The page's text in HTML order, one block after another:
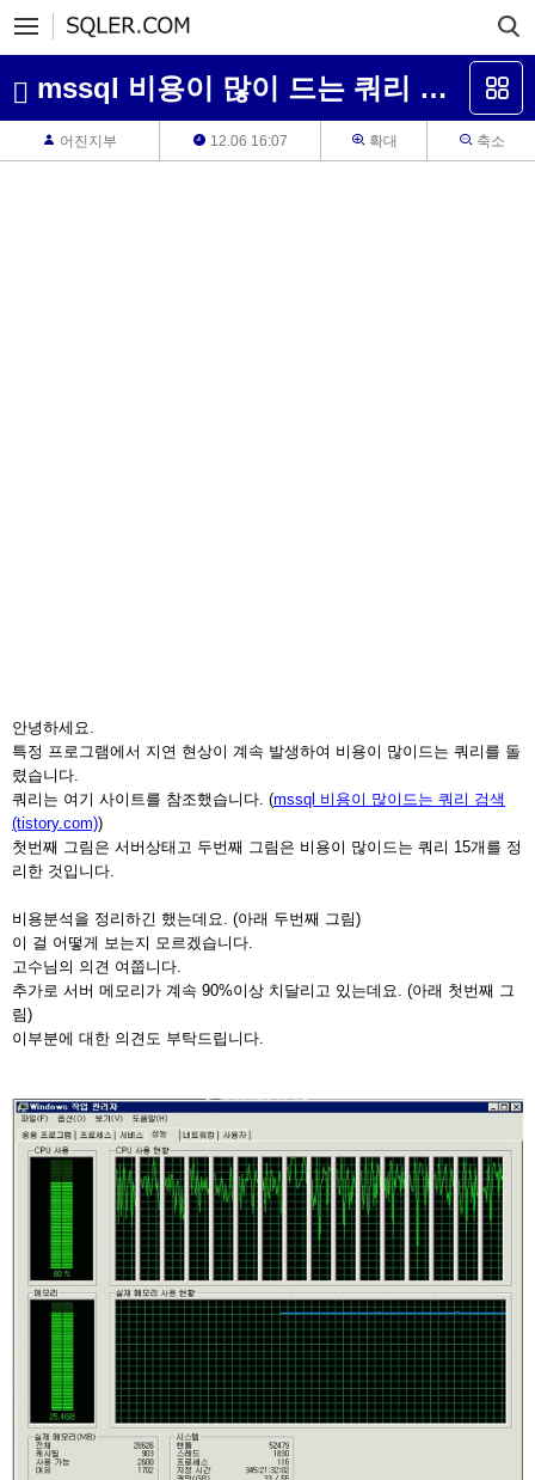
mssql 비용이 많이 드는 쿼리 처리 결과 해석에 대한 문의 건
어진지부 12.06 16:07 확대 축소
안녕하세요.
특정 프로그램에서 지연 현상이 계속 발생하여 비용이 많이드는 쿼리를 돌
렸습니다.
쿼리는 여기 사이트를 참조했습니다. (mssql 비용이 많이드는 쿼리 검색
(tistory.com))
첫번째 그림은 서버상태고 두번째 그림은 비용이 많이드는 쿼리 15개를 정
리한 것입니다.
비용분석을 정리하긴 했는데요. (아래 두번째 그림)
이 걸 어떻게 보는지 모르겠습니다.
고수님의 의견 여쭙니다.
추가로 서버 메모리가 계속 90%이상 치달리고 있는데요. (아래 첫번째 그
림)
이부분에 대한 의견도 부탁드립니다.